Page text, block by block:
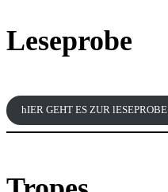
Leseprobe
hIER GEHT ES ZUR lESEPROBE